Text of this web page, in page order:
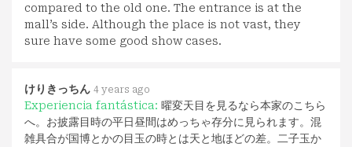
compared to the old one. The entrance is at the
mall’s side. Although the place is not vast, they
sure have some good show cases.
けりきっちん 4 years ago
Experiencia fantástica: 曜変天目を見るなら本家のこちら
へ。お披露目時の平日昼間はめっちゃ存分に見られます。混
雑具合が国博とかの目玉の時とは天と地ほどの差。二子玉か